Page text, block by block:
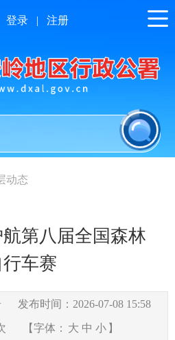
登录 | 注册
动态
第八届全国森林
行车赛
发布时间：2026-07-08 15:58
【字体： 大 中 小 】